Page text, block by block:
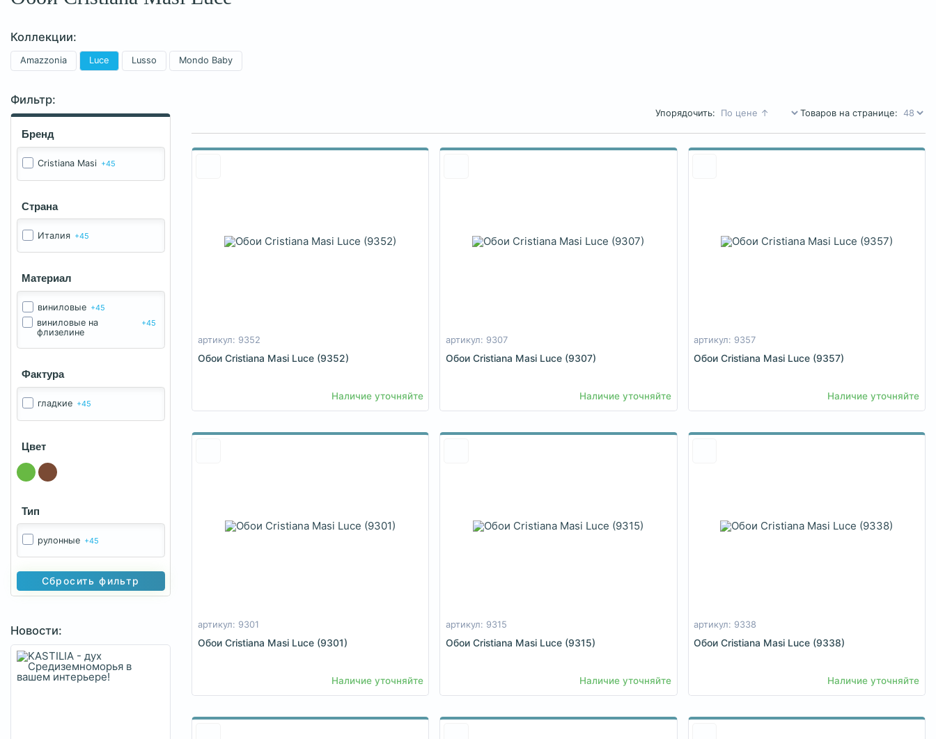
Коллекции:
Amazzonia Luce Lusso Mondo Baby
Фильтр:
Бренд
Cristiana Masi +45
Страна
Италия +45
Материал
виниловые +45
виниловые на
флизелине
+45
Фактура
гладкие +45
Цвет
Тип
рулонные +45
Сбросить фильтр
Новости:
Упорядочить: Товаров на странице:
артикул: 9352
Обои Cristiana Masi Luce (9352)
Наличие уточняйте
артикул: 9307
Обои Cristiana Masi Luce (9307)
Наличие уточняйте
артикул: 9357
Обои Cristiana Masi Luce (9357)
Наличие уточняйте
артикул: 9301
Обои Cristiana Masi Luce (9301)
Наличие уточняйте
артикул: 9315
Обои Cristiana Masi Luce (9315)
Наличие уточняйте
артикул: 9338
Обои Cristiana Masi Luce (9338)
Наличие уточняйте